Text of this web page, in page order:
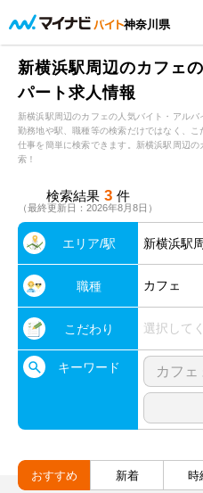
神奈川県
新横浜駅周辺のカフェ
パート求人情報
新横浜駅周辺のカフェの人気バイト・アルバ
勤務地や駅、職種等の検索だけではなく、
仕事を簡単に検索できます。新横浜駅周辺
索！
検索結果 3 件
（最終更新日：2026年8月8日）
エリア/駅 新横浜駅
職種 カフェ
こだわり 選択して
キーワード
おすすめ 新着 時